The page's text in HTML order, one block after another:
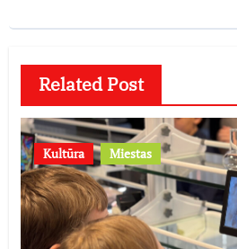
Related Post
Kultūra Miestas